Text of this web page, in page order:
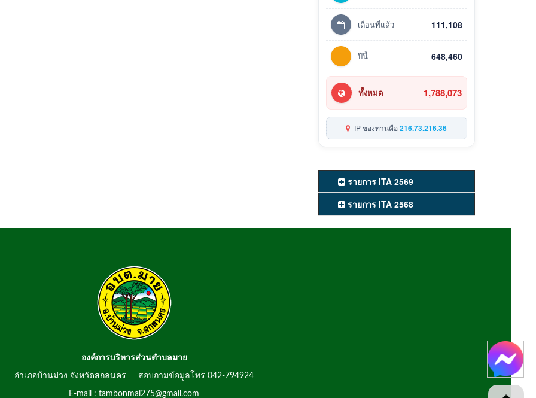
เดือนที่แล้ว 111,108
ปีนี้ 648,460
ทั้งหมด 1,788,073
IP ของท่านคือ216.73.216.36
รายการ ITA 2569
รายการ ITA 2568
องค์การบริหารส่วนตำบลมาย
อำเภอบ้านม่วง จังหวัดสกลนคร สอบถามข้อมูลโทร 042-794924
E-mail : tambonmai275@gmail.com